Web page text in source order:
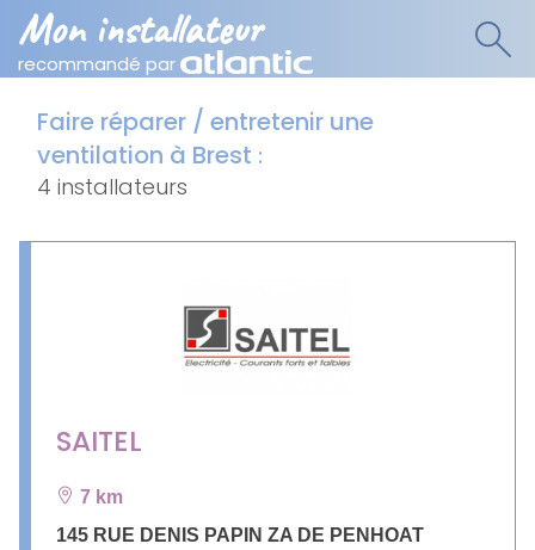
Mon installateur
recommandé par
Faire réparer / entretenir une
ventilation à Brest :
4 installateurs
SAITEL
7 km
145 RUE DENIS PAPIN ZA DE PENHOAT